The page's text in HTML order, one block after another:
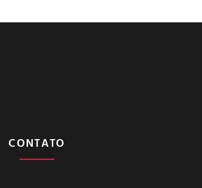
CONTATO